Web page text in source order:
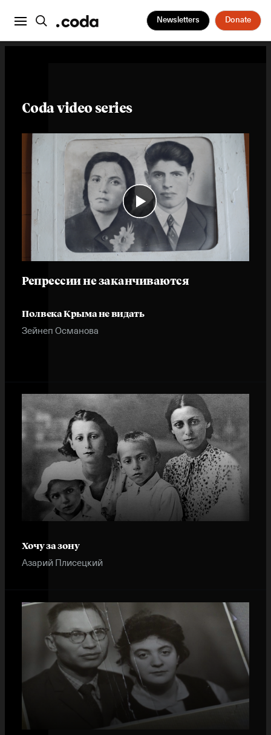
Newsletters Donate
Coda video series
Репрессии не заканчиваются
Полвека Крыма не видать
Зейнеп Османова
Хочу за зону
Азарий Плисецкий